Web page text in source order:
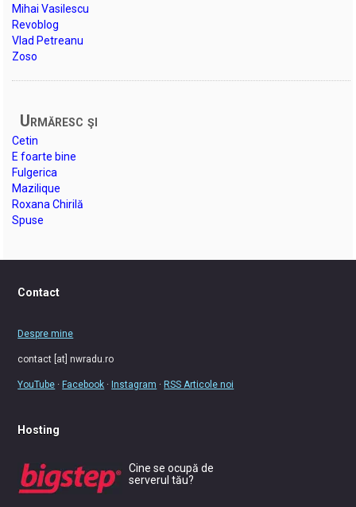
Mihai Vasilescu
Revoblog
Vlad Petreanu
Zoso
Urmăresc şi
Cetin
E foarte bine
Fulgerica
Mazilique
Roxana Chirilă
Spuse
Contact
Despre mine
contact [at] nwradu.ro
YouTube ·Facebook ·Instagram ·RSS Articole noi
Hosting
Cine se ocupă de
serverul tău?